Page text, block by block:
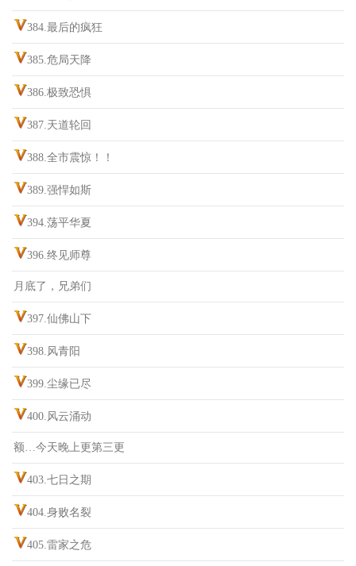
384.最后的疯狂
385.危局天降
386.极致恐惧
387.天道轮回
388.全市震惊！！
389.强悍如斯
394.荡平华夏
396.终见师尊
月底了，兄弟们
397.仙佛山下
398.风青阳
399.尘缘已尽
400.风云涌动
额…今天晚上更第三更
403.七日之期
404.身败名裂
405.雷家之危